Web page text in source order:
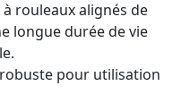
rouleaux alignés de
longue durée de vie
pour utilisation